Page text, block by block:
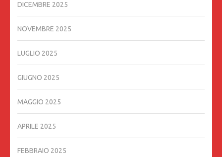
DICEMBRE 2025
NOVEMBRE 2025
LUGLIO 2025
GIUGNO 2025
MAGGIO 2025
APRILE 2025
FEBBRAIO 2025